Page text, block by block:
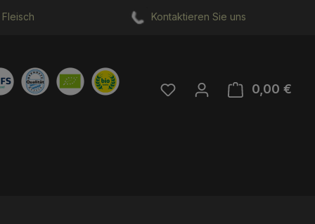
Kontaktieren Sie uns
Du hast 0 Produkte auf
0,00 €